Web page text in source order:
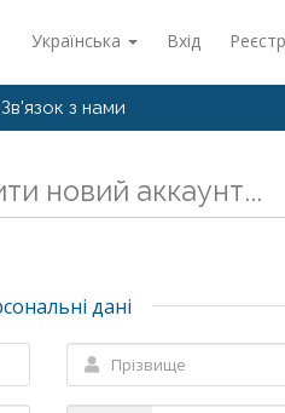
Українська Вхід
Зв'язок з нами
новий аккаунт...
дані